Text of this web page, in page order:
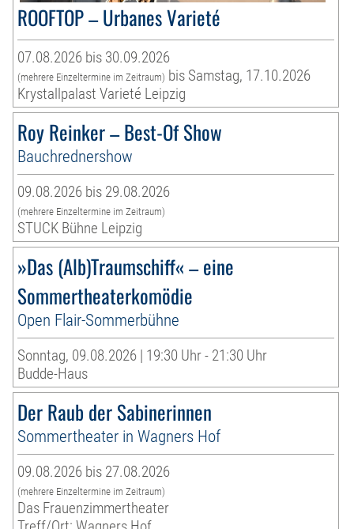
ROOFTOP – Urbanes Varieté
07.08.2026 bis 30.09.2026
(mehrere Einzeltermine im Zeitraum) bis Samstag, 17.10.2026
Krystallpalast Varieté Leipzig
Roy Reinker – Best-Of Show
Bauchrednershow
09.08.2026 bis 29.08.2026
(mehrere Einzeltermine im Zeitraum)
STUCK Bühne Leipzig
»Das (Alb)Traumschiff« – eine
Sommertheaterkomödie
Open Flair-Sommerbühne
Sonntag, 09.08.2026 | 19:30 Uhr - 21:30 Uhr
Budde-Haus
Der Raub der Sabinerinnen
Sommertheater in Wagners Hof
09.08.2026 bis 27.08.2026
(mehrere Einzeltermine im Zeitraum)
Das Frauenzimmertheater